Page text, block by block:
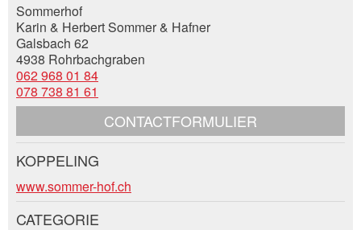
Algemene feedback
Vermelding niet langer geldig
Onvolledige vermelding
* Invoer vereist
*:
Voornaam / Achternaam *:
Sommerhof
Karin & Herbert Sommer & Hafner
Galsbach 62
4938 Rohrbachgraben
062 968 01 84
078 738 81 61
CONTACTFORMULIER
Contact
KOPPELING
www.sommer-hof.ch
CATEGORIE